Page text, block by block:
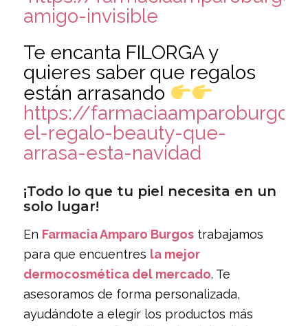
amigo-invisible
Te encanta FILORGA y
quieres saber que regalos
están arrasando
https://
el-regalo-beauty-que-
arrasa-esta-navidad
¡Todo lo que tu piel necesita en un
solo lugar!
En Farmacia Amparo Burgostrabajamos
para que encuentres la mejor
dermocosmética del mercado. Te
asesoramos de forma personalizada,
ayudándote a elegir los productos más